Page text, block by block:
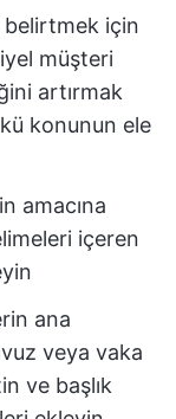
için
müşteri
artırmak
konunun ele
amacına
içeren
ana
veya vaka
ve başlık